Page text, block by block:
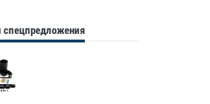
спецпредложения